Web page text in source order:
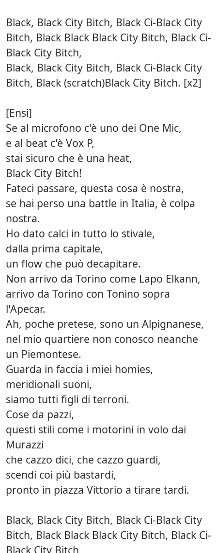
Black, Black City Bitch, Black Ci-Black City
Bitch, Black Black Black City Bitch, Black Ci-
Black City Bitch,
Black, Black City Bitch, Black Ci-Black City
Bitch, Black (scratch)Black City Bitch. [x2]
[Ensi]
Se al microfono c'è uno dei One Mic,
e al beat c'è Vox P,
stai sicuro che è una heat,
Black City Bitch!
Fateci passare, questa cosa è nostra,
se hai perso una battle in Italia, è colpa
nostra.
Ho dato calci in tutto lo stivale,
dalla prima capitale,
un flow che può decapitare.
Non arrivo da Torino come Lapo Elkann,
arrivo da Torino con Tonino sopra
l'Apecar.
Ah, poche pretese, sono un Alpignanese,
nel mio quartiere non conosco neanche
un Piemontese.
Guarda in faccia i miei homies,
meridionali suoni,
siamo tutti figli di terroni.
Cose da pazzi,
questi stili come i motorini in volo dai
Murazzi
che cazzo dici, che cazzo guardi,
scendi coi più bastardi,
pronto in piazza Vittorio a tirare tardi.
Black, Black City Bitch, Black Ci-Black City
Bitch, Black Black Black City Bitch, Black Ci-
Black City Bitch,